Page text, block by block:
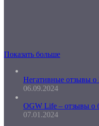
Показать больше
Негативные отзывы
06.09.2024
OGW Life – отзывы о
07.01.2024